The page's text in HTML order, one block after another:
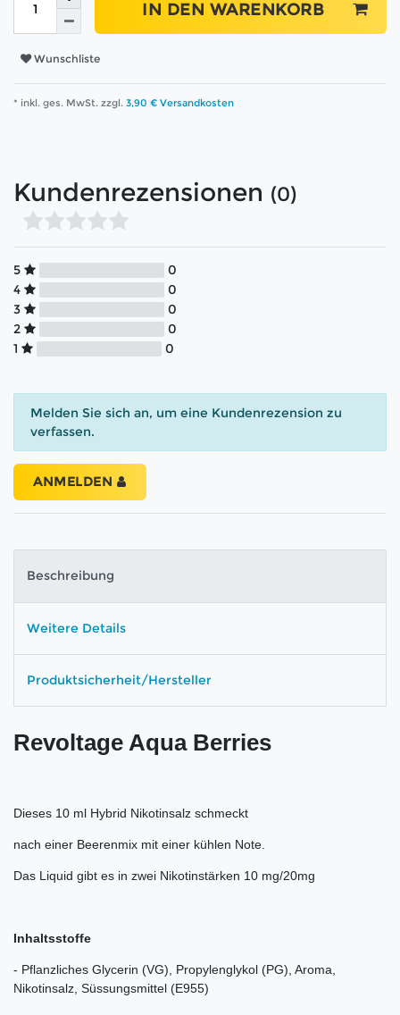
IN DEN WARENKORB
Wunschliste
* inkl. ges. MwSt. zzgl. 3,90 € Versandkosten
Kundenrezensionen (0)
5
0
4
0
3
0
2
0
1
0
Melden Sie sich an, um eine Kundenrezension zu
verfassen.
ANMELDEN
Beschreibung
Weitere Details
Produktsicherheit/Hersteller
Revoltage Aqua Berries
Dieses 10 ml Hybrid Nikotinsalz schmeckt
nach einer Beerenmix mit einer kühlen Note.
Das Liquid gibt es in zwei Nikotinstärken 10 mg/20mg
Inhaltsstoffe
- Pflanzliches Glycerin (VG), Propylenglykol (PG), Aroma,
Nikotinsalz, Süssungsmittel (E955)